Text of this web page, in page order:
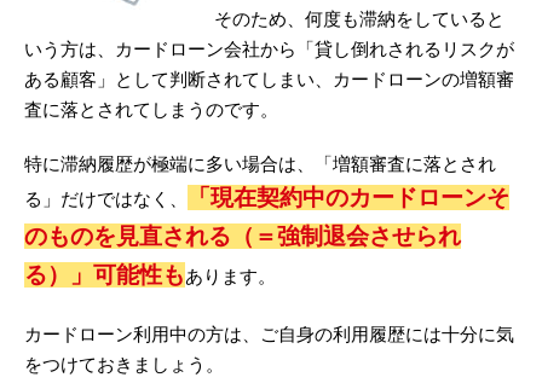
そのため、何度も滞納をしていると
いう方は、カードローン会社から「貸し倒れされるリスクが
ある顧客」として判断されてしまい、カードローンの増額審
査に落とされてしまうのです。
特に滞納履歴が極端に多い場合は、「増額審査に落とされ
る」だけではなく、
「現在契約中のカードローンそ
のものを見直される（＝強制退会させられ
る）」可能性もあります。
カードローン利用中の方は、ご自身の利用履歴には十分に気
をつけておきましょう。